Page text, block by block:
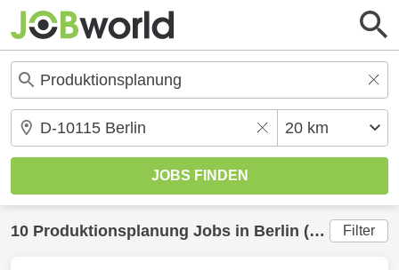
10 Produktionsplanung Jobs in Berlin (20 km) gefunden Filter